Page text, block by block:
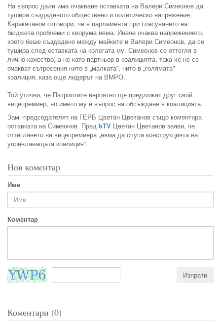
На въпрос дали има очакване оставката на Валери Симеонов да
тушира създаденото обществено и политическо напрежение,
Каракачанов отговори, че в парламента при гласуването на
бюджета проблеми с кворума няма. Иначе очаква напрежението,
което беше създадено между майките и Валери Симеонов, да се
тушира след оставката на колегата му. Симеонов се оттегля в
лично качество, а не като партньор в коалицията, така че не се
очакват сътресения нито в „малката”, нито в „голямата”
коалиция, каза още лидерът на ВМРО.
Той уточни, че Патриотите вероятно ще предложат друг свой
вицепремиер, но името му е въпрос на обсъждане в коалицията.
Зам.-председателят на ГЕРБ Цветан Цветанов също коментира
оставката на Симеонов. Пред bTV Цветан Цветанов заяви, че
оттеглянето на вицепремиера „няма да счупи конструкцията на
управляващата коалиция“.
Нов коментар
Име
Коментар
Коментари (0)